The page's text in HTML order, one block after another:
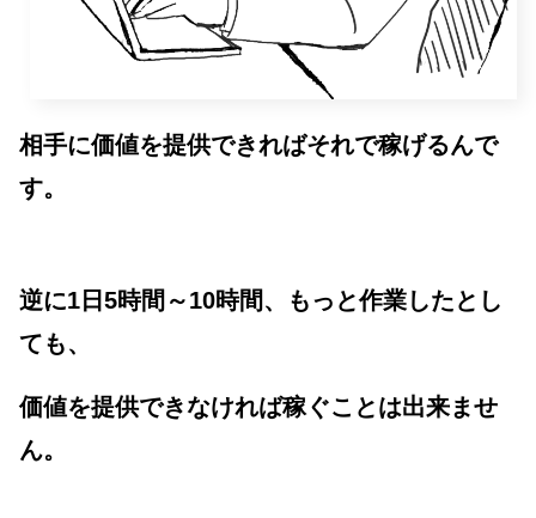
相手に価値を提供できればそれで稼げるんで
す。
逆に1日5時間～10時間、もっと作業したとし
ても、
価値を提供できなければ稼ぐことは出来ませ
ん。